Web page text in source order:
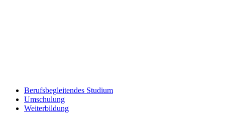
Berufsbegleitendes Studium
Umschulung
Weiterbildung